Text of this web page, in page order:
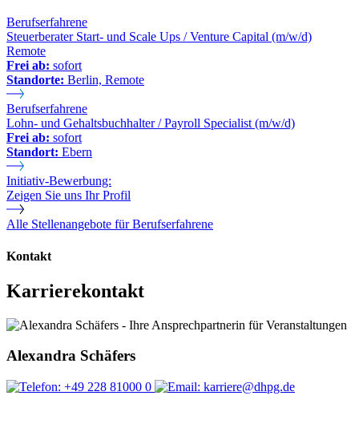
Berufserfahrene
Steuerberater Start- und Scale Ups / Venture Capital (m/w/d)
Remote
Frei ab: sofort
Standorte: Berlin, Remote
Berufserfahrene
Lohn- und Gehaltsbuchhalter / Payroll Specialist (m/w/d)
Frei ab: sofort
Standort: Ebern
Initiativ-Bewerbung:
Zeigen Sie uns Ihr Profil
Alle Stellenangebote für Berufserfahrene
Kontakt
Karrierekontakt
Alexandra Schäfers
+49 228 81000 0 karriere@dhpg.de